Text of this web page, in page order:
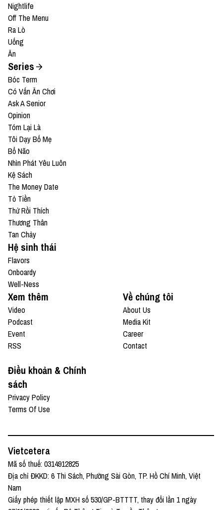
Nightlife
Off The Menu
Ra Lò
Uống
Ăn
Series
Bóc Term
Có Vấn Ăn Chơi
Ask A Senior
Opinion
Tóm Lại Là
Tôi Dạy Bố Mẹ
Bổ Não
Nhìn Phát Yêu Luôn
Kệ Sách
The Money Date
Tỏ Tiền
Thử Rồi Thích
Thương Thân
Tan Chảy
Hệ sinh thái
Flavors
Onboardy
Well-Ness
Xem thêm
Video
Podcast
Event
RSS
Về chúng tôi
About Us
Media Kit
Career
Contact
Điều khoản & Chính
sách
Privacy Policy
Terms Of Use
Vietcetera
Mã số thuế: 0314912825
Địa chỉ ĐKKD: 6 Thi Sách, Phường Sài Gòn, TP. Hồ Chí Minh, Việt
Nam
Giấy phép thiết lập MXH số 530/GP-BTTTT, thay đổi lần 1 ngày